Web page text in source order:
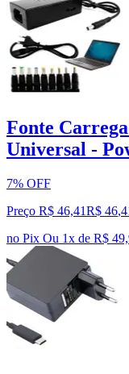
Fonte
Universal -
7% OFF
Preço R$ 46,41R$ 46,
no Pix Ou 1x de R$